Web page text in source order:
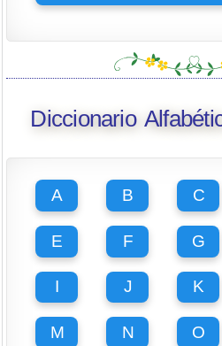
Diccionario
A B C
E F G
I J K
M N O